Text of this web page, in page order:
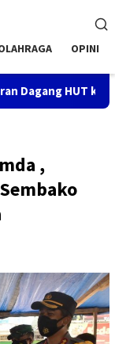
OPINI
ke-116 OKU,
,